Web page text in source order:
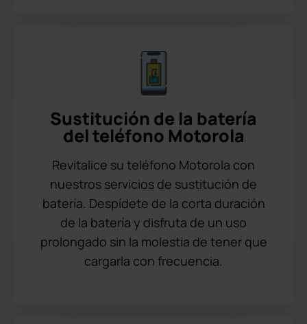
Sustitución de la batería
del teléfono Motorola
Revitalice su teléfono Motorola con
nuestros servicios de sustitución de
batería. Despídete de la corta duración
de la batería y disfruta de un uso
prolongado sin la molestia de tener que
cargarla con frecuencia.